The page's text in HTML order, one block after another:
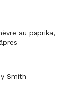
au paprika,
Smith